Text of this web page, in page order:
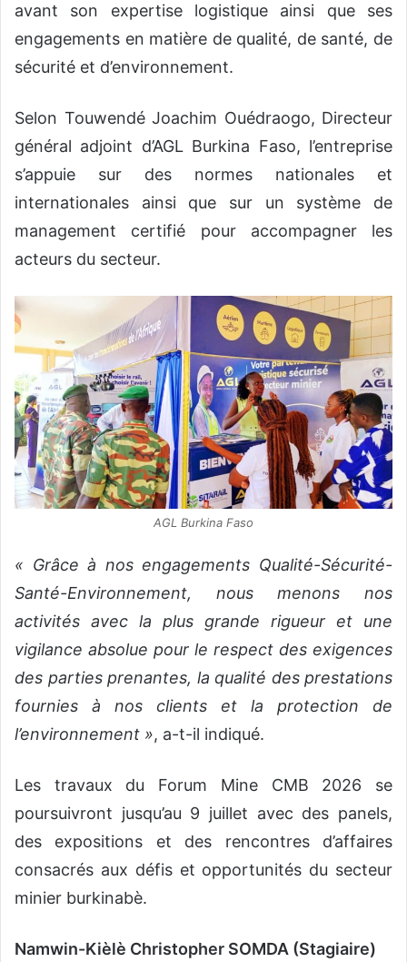
avant son expertise logistique ainsi que ses
engagements en matière de qualité, de santé, de
sécurité et d’environnement.
Selon Touwendé Joachim Ouédraogo, Directeur
général adjoint d’AGL Burkina Faso, l’entreprise
s’appuie sur des normes nationales et
internationales ainsi que sur un système de
management certifié pour accompagner les
acteurs du secteur.
AGL Burkina Faso
« Grâce à nos engagements Qualité-Sécurité-
Santé-Environnement, nous menons nos
activités avec la plus grande rigueur et une
vigilance absolue pour le respect des exigences
des parties prenantes, la qualité des prestations
fournies à nos clients et la protection de
l’environnement », a-t-il indiqué.
Les travaux du Forum Mine CMB 2026 se
poursuivront jusqu’au 9 juillet avec des panels,
des expositions et des rencontres d’affaires
consacrés aux défis et opportunités du secteur
minier burkinabè.
Namwin-Kièlè Christopher SOMDA (Stagiaire)